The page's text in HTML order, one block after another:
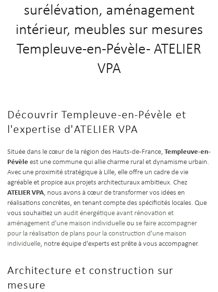
surélévation, aménagement
intérieur, meubles sur mesures
Templeuve-en-Pévèle - ATELIER
VPA
Découvrir Templeuve-en-Pévèle et
l'expertise d'ATELIER VPA
Située dans le cœur de la région des Hauts-de-France, Templeuve-en-
Pévèle est une commune qui allie charme rural et dynamisme urbain.
Avec une proximité stratégique à Lille, elle offre un cadre de vie
agréable et propice aux projets architecturaux ambitieux. Chez
ATELIER VPA, nous avons à cœur de transformer vos idées en
réalisations concrètes, en tenant compte des spécificités locales. Que
vous souhaitiez un audit énergétique avant rénovation et
aménagement d'une maison individuelleou se faire accompagner
pour la réalisation de plans pour la construction d'une maison
individuelle, notre équipe d'experts est prête à vous accompagner.
Architecture et construction sur
mesure